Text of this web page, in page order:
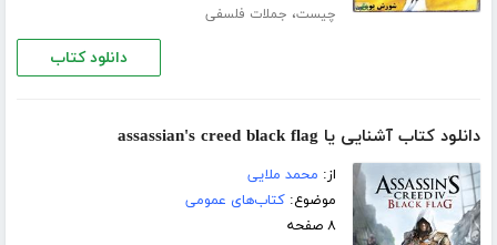
چیست، جملات فلسفی
دانلود کتاب
دانلود کتاب آشنایی یا assassian's creed black flag
از: محمد ملایی
موضوع:کتاب‌های عمومی
۸ صفحه